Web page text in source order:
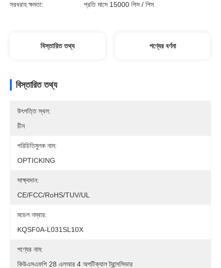
সরবরাহ ক্ষমতা: প্রতি মাসে 15000 পিস / পিস
বিস্তারিত তথ্য পণ্যের বর্ণনা
বিস্তারিত তথ্য
উৎপত্তি স্থল:
চীন
পরিচিতিমুলক নাম:
OPTICKING
সাক্ষ্যদান:
CE/FCC/RoHS/TUV/UL
মডেল নম্বার:
KQSF0A-L031SL10X
পণ্যের নাম:
কিউএসএফপি 28 এলআর 4 অপটিক্যাল ট্রান্সসিভার